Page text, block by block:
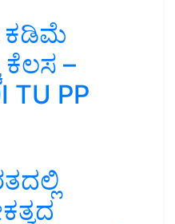
ಕಡಿಮೆ
–
TU PP